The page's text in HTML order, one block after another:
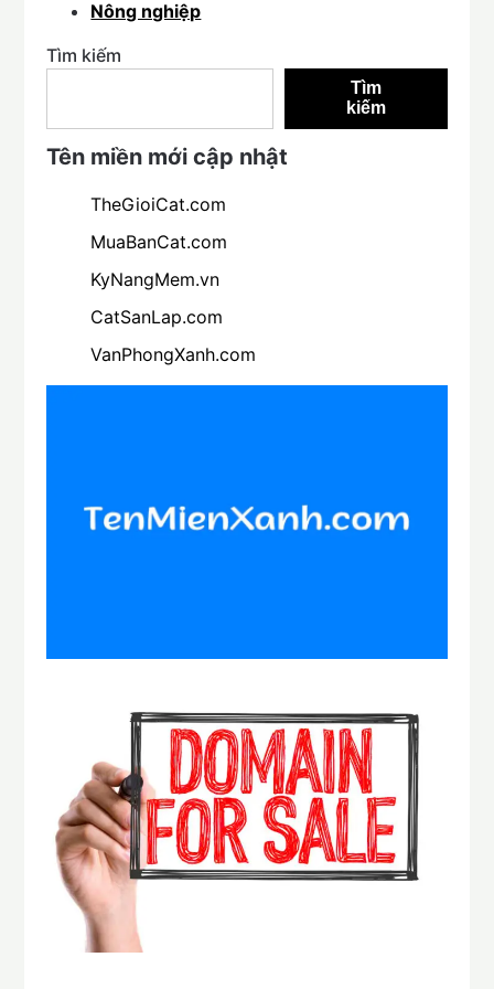
Nông nghiệp
Tìm kiếm
Tìm
kiếm
Tên miền mới cập nhật
TheGioiCat.com
MuaBanCat.com
KyNangMem.vn
CatSanLap.com
VanPhongXanh.com